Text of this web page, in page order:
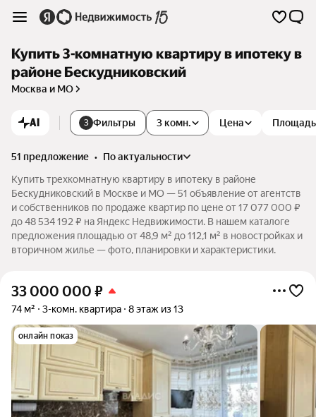
Купить 3-комнатную квартиру в ипотеку в
районе Бескудниковский
Москва и МО
AI 3 Фильтры 3 комн. Цена Площадь
51 предложение •
по актуальности
Купить трехкомнатную квартиру в ипотеку в районе
Бескудниковский в Москве и МО — 51 объявление от агентств
и собственников по продаже квартир по цене от 17 077 000 ₽
до 48 534 192 ₽ на Яндекс Недвижимости. В нашем каталоге
предложения площадью от 48,9 м² до 112,1 м² в новостройках и
вторичном жилье — фото, планировки и характеристики.
33 000 000 ₽
74 м² 3-комн. квартира 8 этаж из 13
онлайн показ